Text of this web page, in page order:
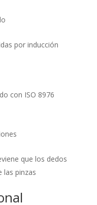
por inducción
con ISO 8976
que los dedos
las pinzas